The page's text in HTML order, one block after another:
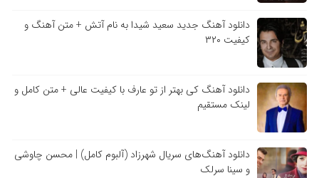
دانلود آهنگ جدید سعید شیدا به نام آتش + متن آهنگ و
کیفیت ۳۲۰
دانلود آهنگ کی بهتر از تو عارف با کیفیت عالی + متن کامل و
لینک مستقیم
دانلود آهنگ‌های سریال شهرزاد (آلبوم کامل) | محسن چاوشی
و سینا سرلک